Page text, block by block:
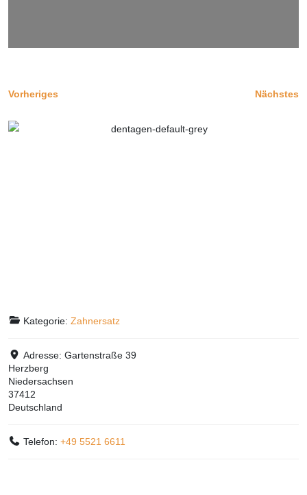
Vorheriges Nächstes
Kategorie:Zahnersatz
Adresse:Gartenstraße 39
Herzberg
Niedersachsen
37412
Deutschland
Telefon:+49 5521 6611